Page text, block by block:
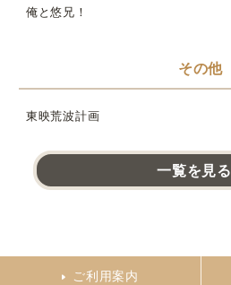
俺と悠兄！
その他
東映荒波計画
一覧を見る
ご利用案内